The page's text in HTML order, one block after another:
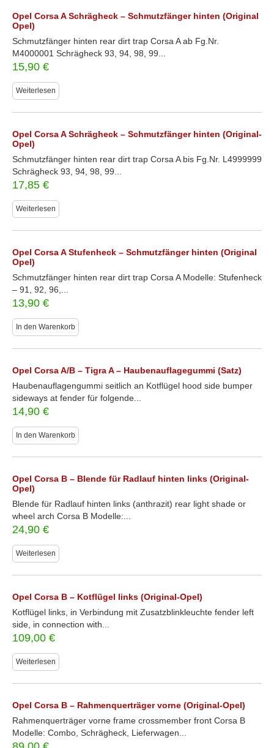
Opel Corsa A Schrägheck – Schmutzfänger hinten (Original
Opel)
Schmutzfänger hinten rear dirt trap Corsa A ab Fg.Nr.
M4000001 Schrägheck 93, 94, 98, 99...
15,90 €
Weiterlesen
Opel Corsa A Schrägheck – Schmutzfänger hinten (Original-
Opel)
Schmutzfänger hinten rear dirt trap Corsa A bis Fg.Nr. L4999999
Schrägheck 93, 94, 98, 99...
17,85 €
Weiterlesen
Opel Corsa A Stufenheck – Schmutzfänger hinten (Original
Opel)
Schmutzfänger hinten rear dirt trap Corsa A Modelle: Stufenheck
– 91, 92, 96,...
13,90 €
In den Warenkorb
Opel Corsa A/B – Tigra A – Haubenauflagegummi (Satz)
Haubenauflagengummi seitlich an Kotflügel hood side bumper
sideways at fender für folgende...
14,90 €
In den Warenkorb
Opel Corsa B – Blende für Radlauf hinten links (Original-
Opel)
Blende für Radlauf hinten links (anthrazit) rear light shade or
wheel arch Corsa B Modelle:...
24,90 €
Weiterlesen
Opel Corsa B – Kotflügel links (Original-Opel)
Kotflügel links, in Verbindung mit Zusatzblinkleuchte fender left
side, in connection with...
109,00 €
Weiterlesen
Opel Corsa B – Rahmenquerträger vorne (Original-Opel)
Rahmenquerträger vorne frame crossmember front Corsa B
Modelle: Combo, Schrägheck, Lieferwagen...